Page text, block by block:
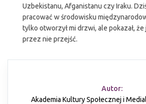
Uzbekistanu, Afganistanu czy Iraku.
pracować w środowisku
tylko otworzył mi drzwi, ale pokazał,
przez nie przejść.
Autor:
Akademia Kultury Społecznej i